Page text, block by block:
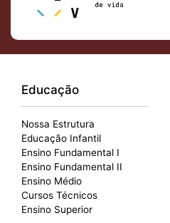
Educação
Nossa Estrutura
Educação Infantil
Ensino Fundamental I
Ensino Fundamental II
Ensino Médio
Cursos Técnicos
Ensino Superior